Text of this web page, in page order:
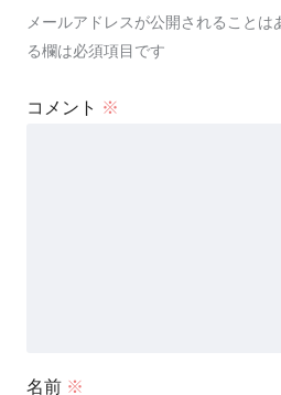
メールアドレスが公開されることは
る欄は必須項目です
コメント ※
名前 ※